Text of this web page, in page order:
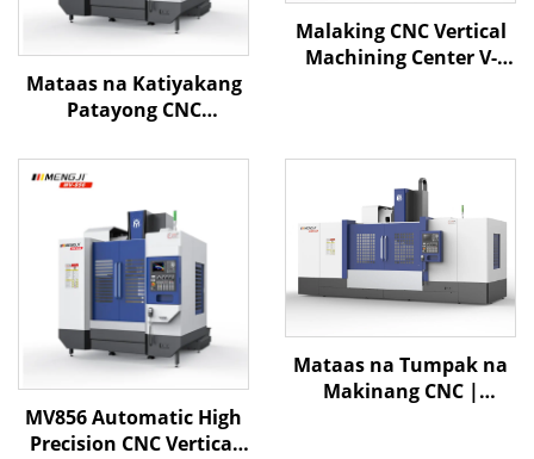
Mataas na Katiyakang
Patayong CNC
856 na may Matibay na
Istraktura, Linear Rails,
at Awtomatikong
Palitan ng Tool para sa
Pagputol ng Metal
Malaking CNC Vertical
Machining Center V-
MV856 Automatic High
Precision CNC Vertical
Mataas na Tumpak na
Makinang CNC |